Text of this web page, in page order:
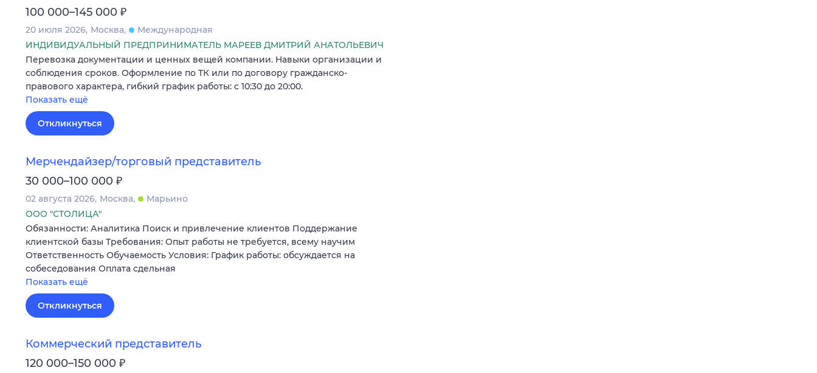
100 000–145 000 ₽
20 июля 2026 Москва
Международная
ИНДИВИДУАЛЬНЫЙ ПРЕДПРИНИМАТЕЛЬ МАРЕЕВ ДМИТРИЙ АНАТОЛЬЕВИЧ
Перевозка документации и ценных вещей компании. Навыки организации и
соблюдения сроков. Оформление по ТК или по договору гражданско-
правового характера, гибкий график работы: с 10:30 до 20:00.
Показать ещё
Откликнуться
Мерчендайзер/торговый представитель
30 000–100 000 ₽
02 августа 2026 Москва
Марьино
ООО "СТОЛИЦА"
Обязанности: Аналитика Поиск и привлечение клиентов Поддержание
клиентской базы Требования: Опыт работы не требуется, всему научим
Ответственность Обучаемость Условия: График работы: обсуждается на
собеседования Оплата сдельная
Показать ещё
Откликнуться
Коммерческий представитель
120 000–150 000 ₽